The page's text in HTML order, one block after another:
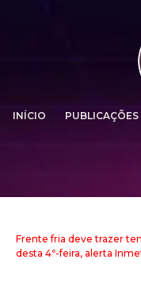
INÍCIO PUBLICAÇÕES
Frente fria deve trazer
desta 4ª-feira, alerta